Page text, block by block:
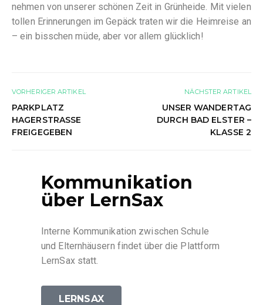
nehmen von unserer schönen Zeit in Grünheide. Mit vielen
tollen Erinnerungen im Gepäck traten wir die Heimreise an
– ein bisschen müde, aber vor allem glücklich!
VORHERIGER ARTIKEL
PARKPLATZ
HAGERSTRASSE F
REIGEGEBEN
NÄCHSTER ARTIKEL
UNSER WANDERTAG
DURCH BAD ELSTER –
KLASSE 2
Kommunikation
über LernSax
Interne Kommunikation zwischen Schule
und Elternhäusern findet über die Plattform
LernSax statt.
LERNSAX